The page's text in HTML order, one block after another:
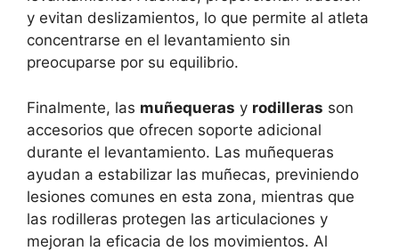
y evitan deslizamientos, lo que permite al atleta
concentrarse en el levantamiento sin
preocuparse por su equilibrio.
Finalmente, las muñequeras y rodilleras son
accesorios que ofrecen soporte adicional
durante el levantamiento. Las muñequeras
ayudan a estabilizar las muñecas, previniendo
lesiones comunes en esta zona, mientras que
las rodilleras protegen las articulaciones y
mejoran la eficacia de los movimientos. Al